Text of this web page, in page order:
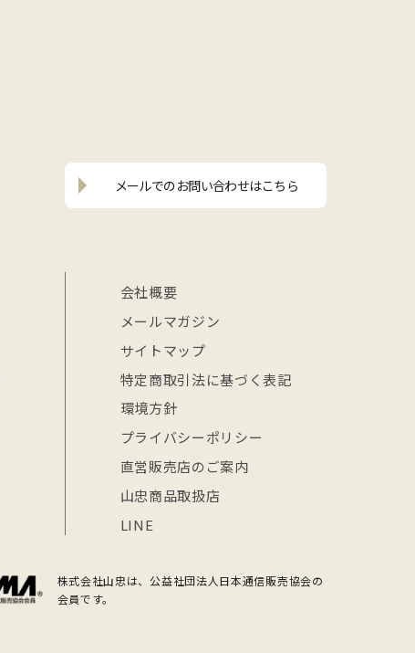
メールでのお問い合わせはこちら
会社概要
メールマガジン
サイトマップ
特定商取引法に基づく表記
環境方針
プライバシーポリシー
直営販売店のご案内
山忠商品取扱店
LINE
株式会社山忠は、公益社団法人日本通信販売協会の
会員です。